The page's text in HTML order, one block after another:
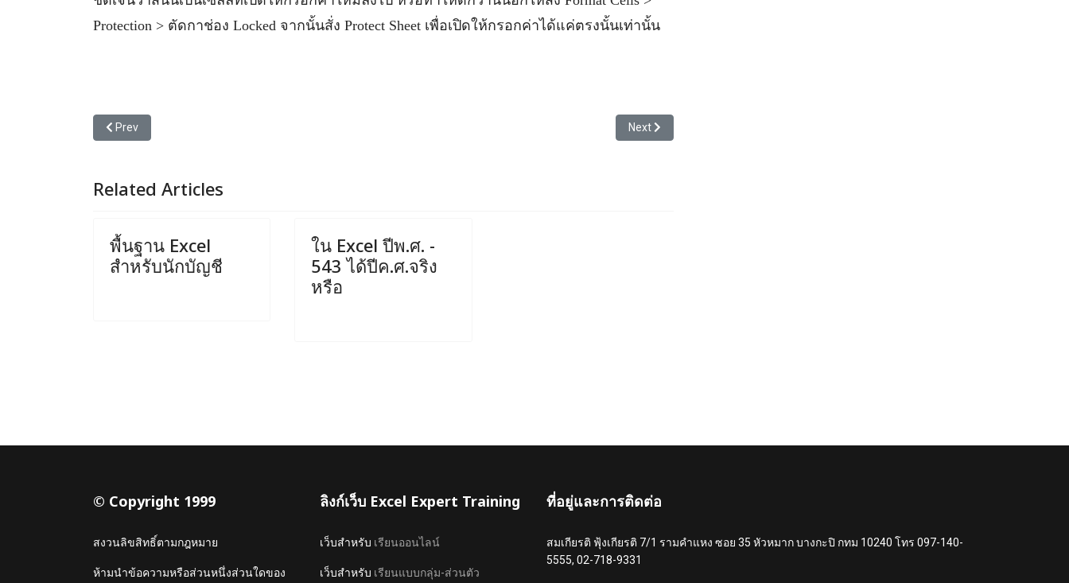
Protection > ตัดกาช่อง Locked จากนั้นสั่ง Protect Sheet เพื่อเปิดให้กรอกค่าได้แค่ตรงนั้นเท่านั้น
Previous article: คิดจะใช้ VLookup ควรรู้จักอะไรมาก่อนบ้าง
Prev Next article: Pivot Table ที่คุณไม่ต้องสร้างสูตรเอง ไปไกลสุดขอบฟ้าได้แค่ไหน
Next
Related Articles
พื้นฐาน Excel
สำหรับนักบัญชี
ใน Excel ปีพ.ศ. -
543 ได้ปีค.ศ.จริง
หรือ
© Copyright 1999
สงวนลิขสิทธิ์ตามกฎหมาย
ห้ามนำข้อความหรือส่วนหนึ่งส่วนใดของ
ลิงก์เว็บ Excel Expert Training
เว็บสำหรับ เรียนออนไลน์
เว็บสำหรับ เรียนแบบกลุ่ม-ส่วนตัว
ที่อยู่และการติดต่อ
สมเกียรติ ฟุ้งเกียรติ 7/1 รามคำแหง ซอย 35 หัวหมาก บางกะปิ กทม 10240 โทร 097-140-
5555, 02-718-9331